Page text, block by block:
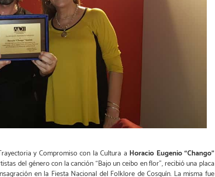
y Compromiso con la Cultura a Horacio Eugenio “Chango”
del género con la canción “Bajo un ceibo en flor”, recibió una placa
en la Fiesta Nacional del Folklore de Cosquín. La misma fue